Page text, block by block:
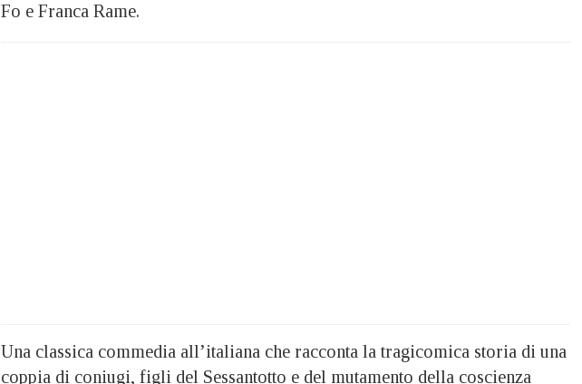
Fo e Franca Rame.
Una classica commedia all’italiana che racconta la tragicomica storia di una
coppia di coniugi, figli del Sessantotto e del mutamento della coscienza